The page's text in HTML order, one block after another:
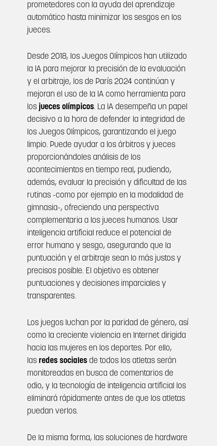
prometedores con la ayuda del aprendizaje
automático hasta minimizar los sesgos en los
jueces.
Desde 2018, los Juegos Olímpicos han utilizado
la IA para mejorar la precisión de la evaluación
y el arbitraje, los de París 2024 continúan y
mejoran el uso de la IA como herramienta para
los jueces olímpicos. La IA desempeña un papel
decisivo a la hora de defender la integridad de
los Juegos Olímpicos, garantizando el juego
limpio. Puede ayudar a los árbitros y jueces
proporcionándoles análisis de los
acontecimientos en tiempo real, pudiendo,
además, evaluar la precisión y dificultad de las
rutinas -como por ejemplo en la modalidad de
gimnasia-, ofreciendo una perspectiva
complementaria a los jueces humanos. Usar
inteligencia artificial reduce el potencial de
error humano y sesgo, asegurando que la
puntuación y el arbitraje sean lo más justos y
precisos posible. El objetivo es obtener
puntuaciones y decisiones imparciales y
transparentes.
Los juegos luchan por la paridad de género, así
como la creciente violencia en Internet dirigida
hacia las mujeres en los deportes. Por ello,
las redes sociales de todos los atletas serán
monitoreadas en busca de comentarios de
odio, y la tecnología de inteligencia artificial los
eliminará rápidamente antes de que los atletas
puedan verlos.
De la misma forma, las soluciones de hardware